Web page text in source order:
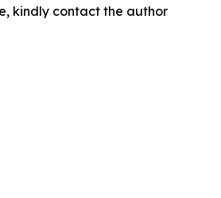
kindly contact the author